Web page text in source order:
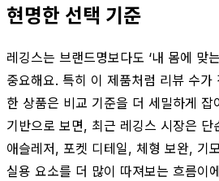
현명한 선택 기준
레깅스는 브랜드명보다도 ‘내 몸에 맞
중요해요. 특히 이 제품처럼 리뷰 수가
한 상품은 비교 기준을 더 세밀하게
기반으로 보면, 최근 레깅스 시장은 단
애슬레저, 포켓 디테일, 체형 보완, 기
실용 요소를 더 많이 따져보는 흐름이